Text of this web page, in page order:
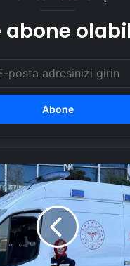
abone